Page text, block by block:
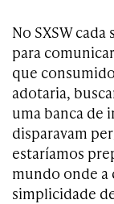
No SXSW
para
que
adotaria,
uma banca de
disparavam
estaríamos
mundo onde a
simplicidade